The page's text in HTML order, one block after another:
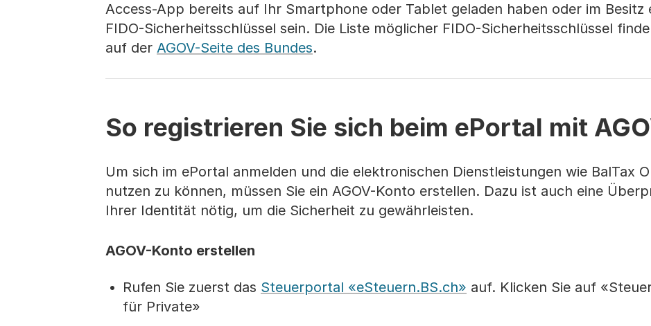
Access-App bereits auf Ihr Smartphone oder Tablet geladen haben oder im Besitz
FIDO-Sicherheitsschlüssel sein. Die Liste möglicher FIDO-Sicherheitsschlüssel
auf der AGOV-Seite des Bundes.
So registrieren Sie sich beim ePortal mit
Um sich im ePortal anmelden und die elektronischen Dienstleistungen wie BalTax
nutzen zu können, müssen Sie ein AGOV-Konto erstellen. Dazu ist auch eine
Ihrer Identität nötig, um die Sicherheit zu gewährleisten.
AGOV-Konto erstellen
Rufen Sie zuerst das Steuerportal «eSteuern.BS.ch» auf. Klicken Sie auf
für Private»